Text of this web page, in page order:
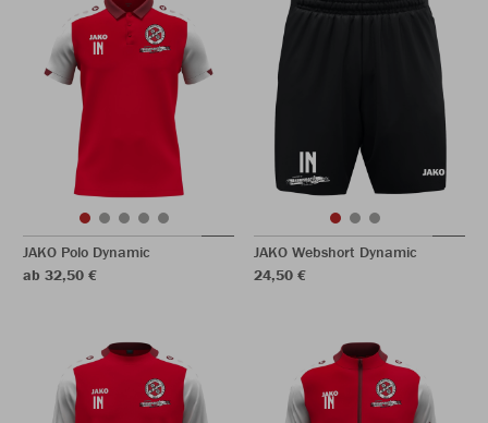
JAKO Polo Dynamic
ab 32,50 €
JAKO Webshort Dynamic
24,50 €